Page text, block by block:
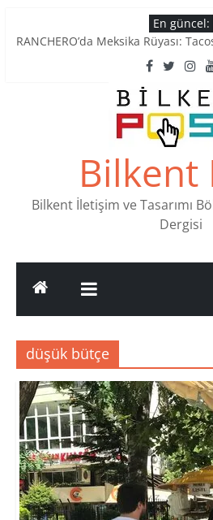
to
En güncel:
RANCHERO’da Meksika Rüyası:
Ankara’nın Ruhunu Notalarda
Pullardaki tarih: PTT Pul Müzesi
Stamp Collectors Unite: Places to
Tatlı Konuşalım: Ankara’nın 4 Köklü
Bilkent
Bilkent İletişim ve Tasarımı
Dergisi
düşük bütçe